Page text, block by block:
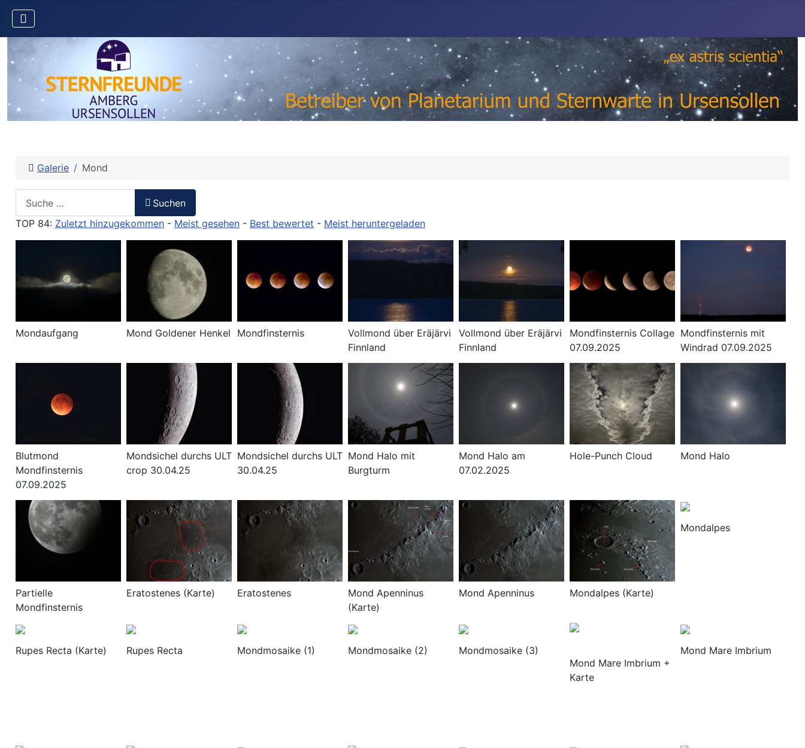
Galerie Mond
Suchen
TOP 84: Zuletzt hinzugekommen - Meist gesehen - Best bewertet - Meist heruntergeladen
Mondaufgang Mond Goldener Henkel Mondfinsternis
Vollmond über Eräjärvi
Finnland
Vollmond über Eräjärvi
Finnland
Mondfinsternis Collage
07.09.2025
Mondfinsternis mit
Windrad 07.09.2025
Blutmond
Mondfinsternis
07.09.2025
Mondsichel durchs ULT
crop 30.04.25
Mondsichel durchs ULT
30.04.25
Mond Halo mit
Burgturm
Mond Halo am
07.02.2025
Hole-Punch Cloud Mond Halo
Partielle
Mondfinsternis
Eratostenes (Karte) Eratostenes
Mond Apenninus
(Karte)
Mond Apenninus Mondalpes (Karte)
Mondalpes
Rupes Recta (Karte) Rupes Recta Mondmosaike (1) Mondmosaike (2)
Mondmosaike (3)
Mond Mare Imbrium +
Karte
Mond Mare Imbrium